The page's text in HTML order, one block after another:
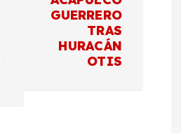
GUERRERO
TRAS
HURACÁN
OTIS